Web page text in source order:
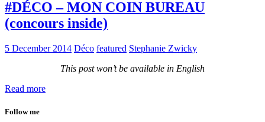
#DÉCO – MON COIN BUREAU
(concours inside)
5 December 2014 Déco featured Stephanie Zwicky
This post won’t be available in English
Read more
Follow me